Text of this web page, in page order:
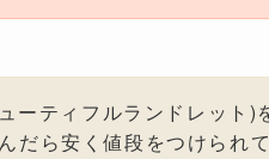
ティフルランドレット)
だら安く値段をつけられ